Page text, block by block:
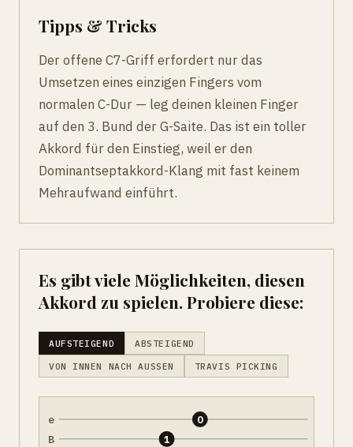
Tipps & Tricks
Der offene C7-Griff erfordert nur das
Umsetzen eines einzigen Fingers vom
normalen C-Dur — leg deinen kleinen Finger
auf den 3. Bund der G-Saite. Das ist ein toller
Akkord für den Einstieg, weil er den
Dominantseptakkord-Klang mit fast keinem
Mehraufwand einführt.
Es gibt viele Möglichkeiten, diesen
Akkord zu spielen. Probiere diese:
AUFSTEIGEND ABSTEIGEND
VON INNEN NACH AUSSEN TRAVIS PICKING
e
B
1
0